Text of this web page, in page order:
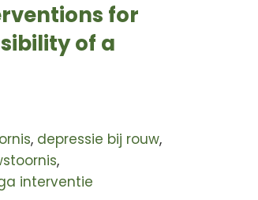
for
of a
, depressie bij rouw,
,
interventie